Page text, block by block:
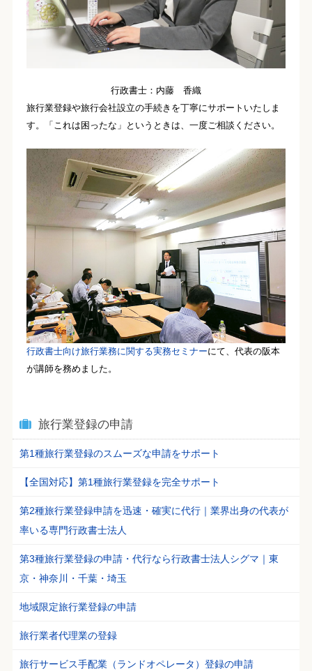
行政書士：内藤 香織
旅行業登録や旅行会社設立の手続きを丁寧にサポートいたしま
す。「これは困ったな」というときは、一度ご相談ください。
行政書士向け旅行業務に関する実務セミナーにて、代表の阪本
が講師を務めました。
旅行業登録の申請
第1種旅行業登録のスムーズな申請をサポート
【全国対応】第1種旅行業登録を完全サポート
第2種旅行業登録申請を迅速・確実に代行｜業界出身の代表が
率いる専門行政書士法人
第3種旅行業登録の申請・代行なら行政書士法人シグマ｜東
京・神奈川・千葉・埼玉
地域限定旅行業登録の申請
旅行業者代理業の登録
旅行サービス手配業（ランドオペレータ）登録の申請